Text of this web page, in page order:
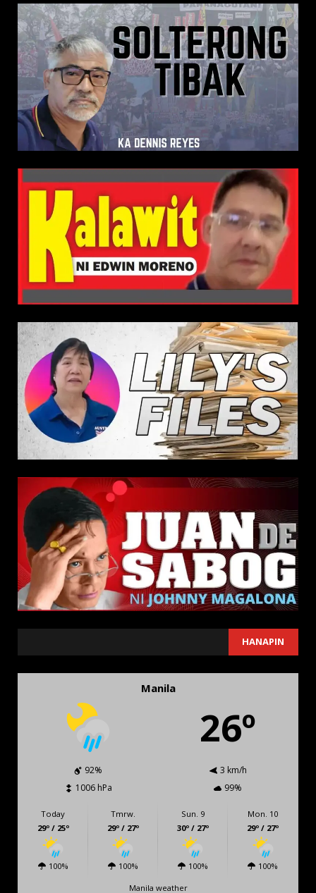
HANAPIN
Manila
26º
92%
3 km/h
1006 hPa
99%
Today
29º / 25º
100%
Tmrw.
29º / 27º
100%
Sun. 9
30º / 27º
100%
Mon. 10
29º / 27º
100%
Manila weather